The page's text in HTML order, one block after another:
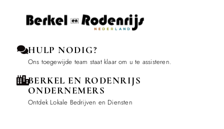
HULP NODIG?
Ons toegewijde team staat klaar om u te assisteren.
BERKEL EN RODENRIJS
ONDERNEMERS
Ontdek Lokale Bedrijven en Diensten